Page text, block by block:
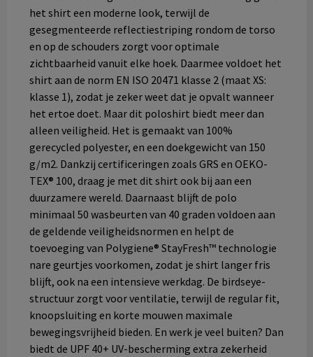
het shirt een moderne look, terwijl de
gesegmenteerde reflectiestriping rondom de torso
en op de schouders zorgt voor optimale
zichtbaarheid vanuit elke hoek. Daarmee voldoet het
shirt aan de norm EN ISO 20471 klasse 2 (maat XS:
klasse 1), zodat je zeker weet dat je opvalt wanneer
het ertoe doet. Maar dit poloshirt biedt meer dan
alleen veiligheid. Het is gemaakt van 100%
gerecycled polyester, en een doekgewicht van 150
g/m2. Dankzij certificeringen zoals GRS en OEKO-
TEX® 100, draag je met dit shirt ook bij aan een
duurzamere wereld. Daarnaast blijft de polo
minimaal 50 wasbeurten van 40 graden voldoen aan
de geldende veiligheidsnormen en helpt de
toevoeging van Polygiene® StayFresh™ technologie
nare geurtjes voorkomen, zodat je shirt langer fris
blijft, ook na een intensieve werkdag. De birdseye-
structuur zorgt voor ventilatie, terwijl de regular fit,
knoopsluiting en korte mouwen maximale
bewegingsvrijheid bieden. En werk je veel buiten? Dan
biedt de UPF 40+ UV-bescherming extra zekerheid